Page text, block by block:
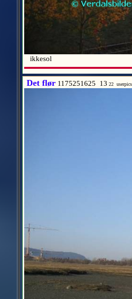
ikkesol
Det flør 1175251625 13 22